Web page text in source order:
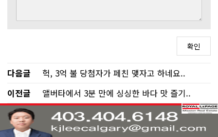
다음글
헉, 3억 불 당첨자가 페친 맺자고 하네요..
이전글
앨버타에서 3분 만에 싱싱한 바다 맛 즐기..